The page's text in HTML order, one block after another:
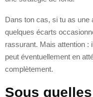
Dans ton cas, si tu as une
quelques écarts
rassurant. Mais attention :
peut éventuellement en
complètement.
Sous